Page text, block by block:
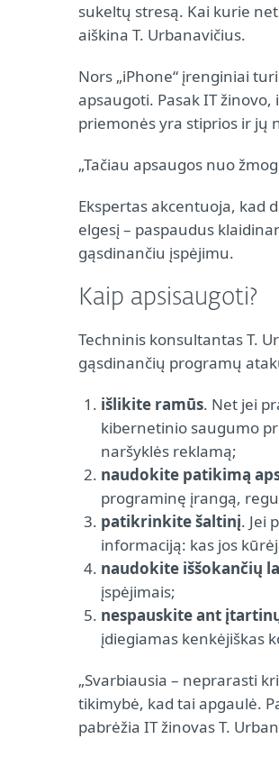
sukeltų stresą. Kai kurie
aiškina T. Urbanavičius.
Nors „iPhone“ įrenginiai
apsaugoti. Pasak IT
priemonės yra stiprios ir jų
„Tačiau apsaugos nuo
Ekspertas akcentuoja, kad
elgesį – paspaudus
gąsdinančiu įspėjimu.
Kaip apsisaugoti?
Techninis konsultantas T.
gąsdinančių programų
išlikite ramūs. Net jei
kibernetinio saugumo
naršyklės reklamą;
naudokite patikimą
programinę įrangą,
patikrinkite šaltinį. Jei
informaciją: kas jos
naudokite iššokančių
įspėjimais;
nespauskite ant
įdiegiamas kenkėjiškas
„Svarbiausia – neprarasti
tikimybė, kad tai apgaulė.
pabrėžia IT žinovas T.